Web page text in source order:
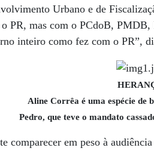
Urbano e de
PR, mas com o PCdoB,
inteiro como fez com o PR”,
Aline Corrêa é uma espécie de
Pedro, que teve o mandato
comparecer em peso à